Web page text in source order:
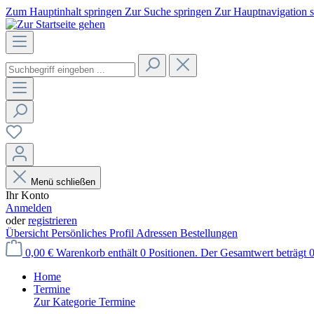
Zum Hauptinhalt springen Zur Suche springen Zur Hauptnavigation
Menü schließen
Ihr Konto
Anmelden
oderregistrieren
Übersicht Persönliches Profil Adressen Bestellungen
0,00 € Warenkorb enthält 0 Positionen. Der Gesamtwert beträgt
Home
Termine
Zur Kategorie Termine